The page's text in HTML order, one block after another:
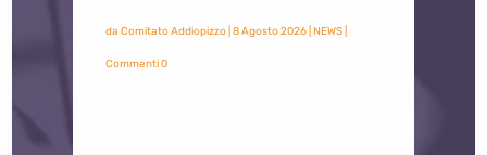
da Comitato Addiopizzo| 8 Agosto 2026| NEWS|
Commenti 0